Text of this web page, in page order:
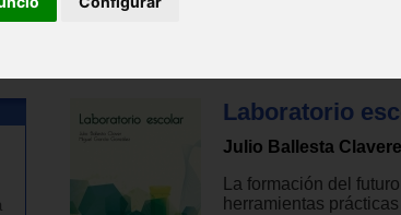
Laboratorio
Julio Ballesta
La formación del
herramientas